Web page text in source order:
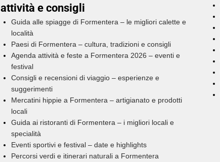
attività e consigli
Guida alle spiagge di Formentera – le migliori calette e
località
Paesi di Formentera – cultura, tradizioni e consigli
Agenda attività e feste a Formentera 2026 – eventi e
festival
Consigli e recensioni di viaggio – esperienze e
suggerimenti
Mercatini hippie a Formentera – artigianato e prodotti
locali
Guida ai ristoranti di Formentera – i migliori locali e
specialità
Eventi sportivi e festival – date e highlights
Percorsi verdi e itinerari naturali a Formentera